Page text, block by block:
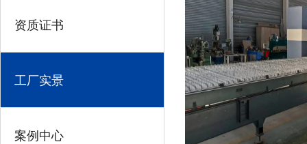
资质证书
工厂实景
案例中心